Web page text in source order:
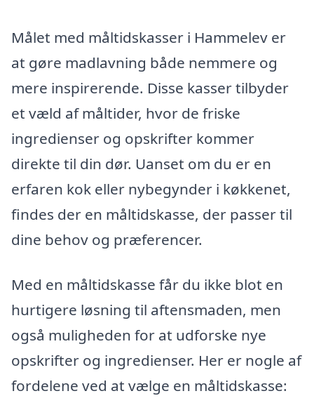
Målet med måltidskasser i Hammelev er
at gøre madlavning både nemmere og
mere inspirerende. Disse kasser tilbyder
et væld af måltider, hvor de friske
ingredienser og opskrifter kommer
direkte til din dør. Uanset om du er en
erfaren kok eller nybegynder i køkkenet,
findes der en måltidskasse, der passer til
dine behov og præferencer.
Med en måltidskasse får du ikke blot en
hurtigere løsning til aftensmaden, men
også muligheden for at udforske nye
opskrifter og ingredienser. Her er nogle af
fordelene ved at vælge en måltidskasse: